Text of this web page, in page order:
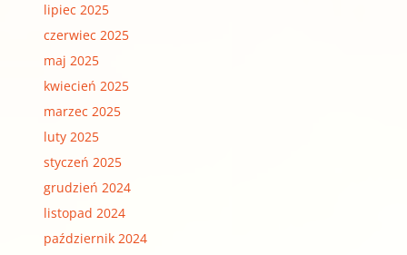
lipiec 2025
czerwiec 2025
maj 2025
kwiecień 2025
marzec 2025
luty 2025
styczeń 2025
grudzień 2024
listopad 2024
październik 2024